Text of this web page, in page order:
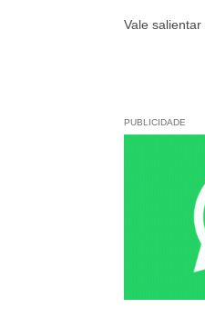
Vale
PUBLICIDADE